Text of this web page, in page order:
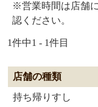
※営業時間は店舗
認ください。
1件中1 - 1件目
店舗の種類
持ち帰りすし